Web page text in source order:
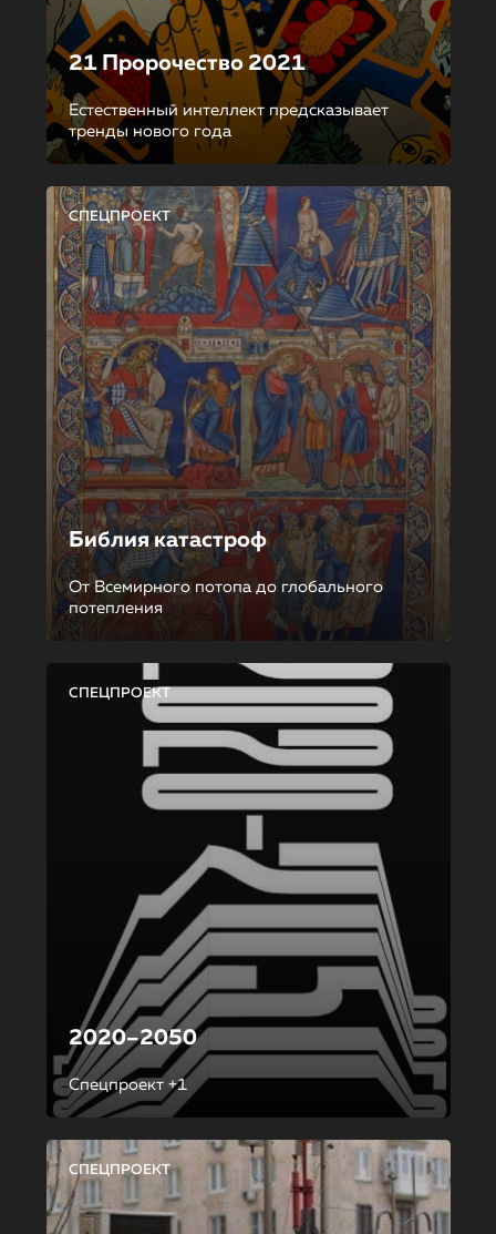
21 Пророчество 2021
Естественный интеллект предсказывает
тренды нового года
СПЕЦПРОЕКТ
Библия катастроф
От Всемирного потопа до глобального
потепления
СПЕЦПРОЕКТ
2020–2050
Спецпроект +1
СПЕЦПРОЕКТ